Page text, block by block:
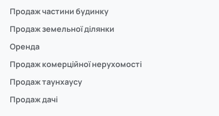
Продаж частини будинку
Продаж земельної ділянки
Оренда
Продаж комерційної нерухомості
Продаж таунхаусу
Продаж дачі